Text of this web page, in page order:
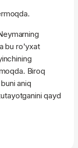
bu ro'yxat
Biroq
aniq
qayd